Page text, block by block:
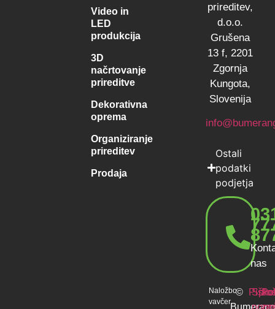
Video in
LED
produkcija
3D
načrtovanje
prireditve
Dekorativna
oprema
Organiziranje
prireditev
Prodaja
prireditev,
d.o.o.
Grušena
13 f, 2201
Zgornja
Kungota,
Slovenija
Ostali
podatki
podjetja
nas
Naložbo
vavčer
©
Bumerang